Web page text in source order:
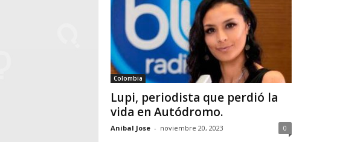
Colombia
Lupi, periodista que perdió la
vida en Autódromo.
Anibal Jose - noviembre 20, 2023 0